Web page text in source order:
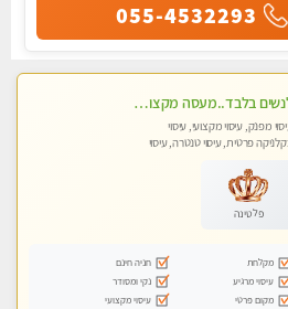
055-4532293
לנשים בלבד..מעסה מקצועי לנשים בלבד לעיסוי מרגיע ומפנק VIP-מומלץ לחלוטין! פרטי! ​​​​​​
מפנק, עיסוי מקצועי, עיסוי
פרטית, עיסוי טנטרה, עיסוי
פלטינה
מקלחת
חניה חינם
עיסוי מרגיע
נקי ומסודר
מקום פרטי
עיסוי מקצועי